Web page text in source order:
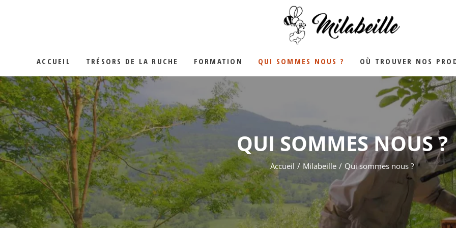
ACCUEIL TRÉSORS DE LA RUCHE
LA GELÉE ROYALE
LES MIELS
LE POLLEN
LA PROPOLIS
FORMATION QUI SOMMES NOUS ? OÙ TROUVER NOS
LA PROPOLIS
QUI SOMMES NOUS ?
Accueil Milabeille Qui sommes nous ?